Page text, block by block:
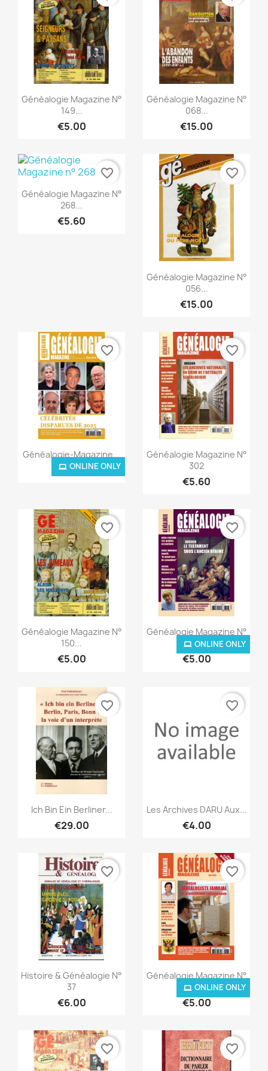
Quick view
Généalogie Magazine N°
149...
€5.00
Quick view
Généalogie Magazine N°
068...
€15.00
Quick view
Généalogie Magazine N°
268...
€5.60
favorite_border
Quick view
Généalogie Magazine N°
056...
€15.00
favorite_border
Quick view
Généalogie-Magazine...
€8.00
ONLINE ONLY
favorite_border
Quick view
Généalogie Magazine N°
302
€5.60
favorite_border
Quick view
Généalogie Magazine N°
150...
€5.00
favorite_border
Quick view
Généalogie Magazine N°
301...
€5.00
ONLINE ONLY
favorite_border
Quick view
Ich Bin Ein Berliner...
€29.00
favorite_border
Quick view
Les Archives DARU Aux...
€4.00
favorite_border
 Quick view
Histoire & Généalogie N°
37
€6.00
favorite_border
Quick view
Généalogie Magazine N°
303-304
€5.00
ONLINE ONLY
favorite_border
favorite_border favorite_border